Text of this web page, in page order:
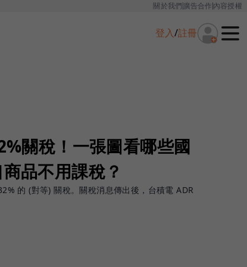
關於我們廣告合作內容授權
登入/註冊
關稅！一張圖看哪些國
品不用課稅？
的 (對等) 關稅。關稅消息傳出後，台積電 ADR